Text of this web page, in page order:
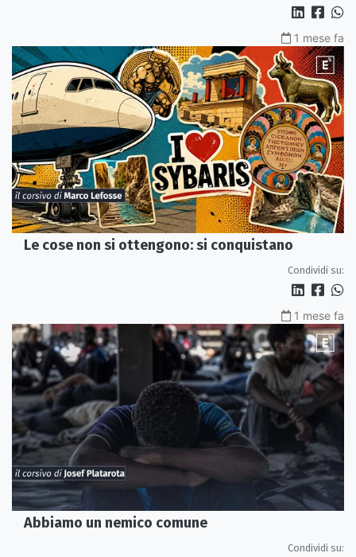
1 mese fa
Le cose non si ottengono: si conquistano
Condividi su:
1 mese fa
Abbiamo un nemico comune
Condividi su: